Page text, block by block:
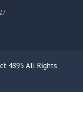
4895 All Rights